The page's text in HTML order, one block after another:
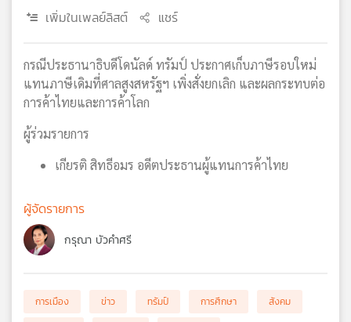
วิทยุ
เพิ่มในเพลย์ลิสต์ แชร์
กรณีประธานาธิบดีโดนัลด์ ทรัมป์ ประกาศเก็บภาษีรอบใหม่
แทนภาษีเดิมที่ศาลสูงสหรัฐฯ เพิ่งสั่งยกเลิก และผลกระทบต่อ
การค้าไทยและการค้าโลก
ผู้ร่วมรายการ
เกียรติ สิทธีอมร อดีตประธานผู้แทนการค้าไทย
ผู้จัดรายการ
กรุณา บัวคำศรี
การเมือง ข่าว ทรัมป์ การศึกษา
สังคม